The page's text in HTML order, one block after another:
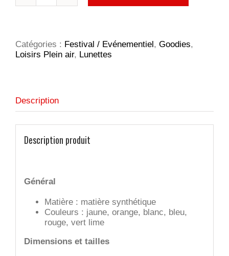
soleil
Catégories : Festival / Evénementiel, Goodies,
Loisirs Plein air, Lunettes
Description
Description produit
Général
Matière : matière synthétique
Couleurs : jaune, orange, blanc, bleu,
rouge, vert lime
Dimensions et tailles